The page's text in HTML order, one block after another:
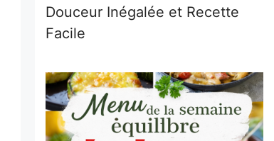
Douceur Inégalée et Recette
Facile